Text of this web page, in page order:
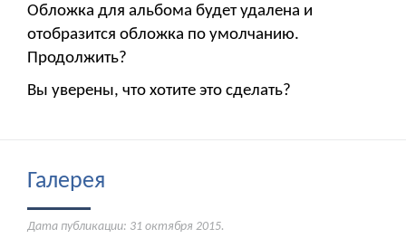
Обложка для альбома будет удалена и
отобразится обложка по умолчанию.
Продолжить?
Вы уверены, что хотите это сделать?
Галерея
Дата публикации: 31 октября 2015.